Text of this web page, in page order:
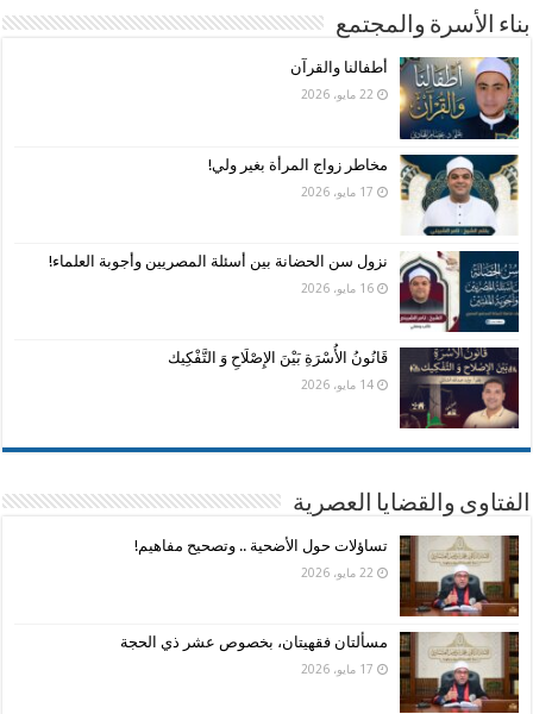
بناء الأسرة والمجتمع
أطفالنا والقرآن
22 مايو، 2026
مخاطر زواج المرأة بغير ولي!
17 مايو، 2026
نزول سن الحضانة بين أسئلة المصريين وأجوبة العلماء!
16 مايو، 2026
قَانُونُ الأُسْرَةِ بَيْنَ الإِصْلَاحِ وَ التَّفْكِيك
14 مايو، 2026
الفتاوى والقضايا العصرية
تساؤلات حول الأضحية .. وتصحيح مفاهيم!
22 مايو، 2026
مسألتان فقهيتان، بخصوص عشر ذي الحجة
17 مايو، 2026